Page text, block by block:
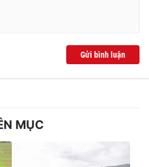
Gửi bình luận
MỤC